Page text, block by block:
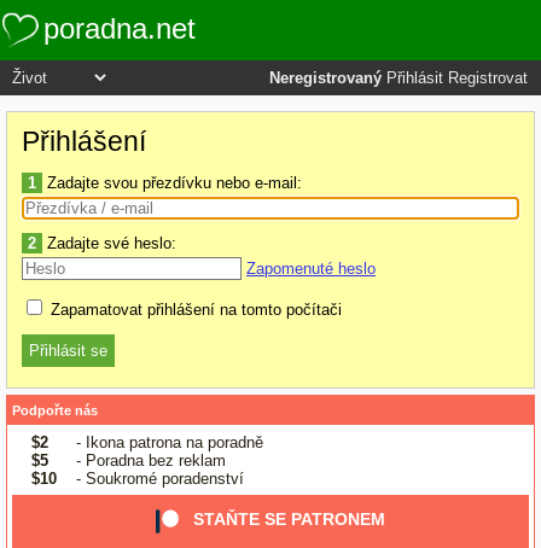
poradna.net
Neregistrovaný Přihlásit Registrovat
Přihlášení
1 Zadajte svou přezdívku nebo e-mail:
2 Zadajte své heslo:
Zapomenuté heslo
Zapamatovat přihlášení na tomto počítači
Podpořte nás
$2
- Ikona patrona na poradně
$5
- Poradna bez reklam
$10
- Soukromé poradenství
STAŇTE SE PATRONEM